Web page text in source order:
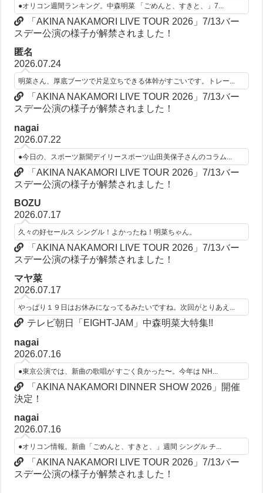
●オリコン週間ランキング。中森明菜 「ごめんと、すきと、」7...
「AKINA NAKAMORI LIVE TOUR 2026」7/13バー
スデー公演の様子が解禁されました！
匿名
2026.07.24
明菜さん、厚底ブーツで片足立ちできる体幹がすごいです。トレー...
「AKINA NAKAMORI LIVE TOUR 2026」7/13バー
スデー公演の様子が解禁されました！
nagai
2026.07.22
●今日の、スポーツ新聞デイリースポーツ山田美保子さんのコラム...
「AKINA NAKAMORI LIVE TOUR 2026」7/13バー
スデー公演の様子が解禁されました！
BOZU
2026.07.17
久々の好セールス シングル！よかったね！明菜ちゃん。
「AKINA NAKAMORI LIVE TOUR 2026」7/13バー
スデー公演の様子が解禁されました！
マヤ菜
2026.07.17
やっぱり１９日はお休みになってるみたいですね。次回がとりあえ...
テレビ朝日「EIGHT-JAM」中森明菜大特集!!
nagai
2026.07.16
●東京公演では、新曲の歌唱が すごく良かった〜。今年は NH...
「AKINA NAKAMORI DINNER SHOW 2026」開催
決定！
nagai
2026.07.16
●オリコン情報。新曲「ごめんと、すきと、」週間 シングル チ...
「AKINA NAKAMORI LIVE TOUR 2026」7/13バー
スデー公演の様子が解禁されました！